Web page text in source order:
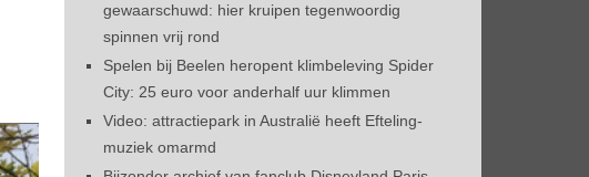
gewaarschuwd: hier kruipen tegenwoordig
spinnen vrij rond
Spelen bij Beelen heropent klimbeleving Spider
City: 25 euro voor anderhalf uur klimmen
Video: attractiepark in Australië heeft Efteling-
muziek omarmd